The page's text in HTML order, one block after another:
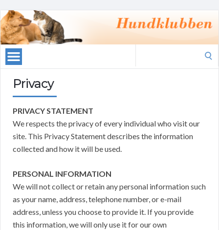
Privacy
PRIVACY STATEMENT
We respects the privacy of every individual who visit our
site. This Privacy Statement describes the information
collected and how it will be used.
PERSONAL INFORMATION
We will not collect or retain any personal information such
as your name, address, telephone number, or e-mail
address, unless you choose to provide it. If you provide
this information, we will only use it for our own